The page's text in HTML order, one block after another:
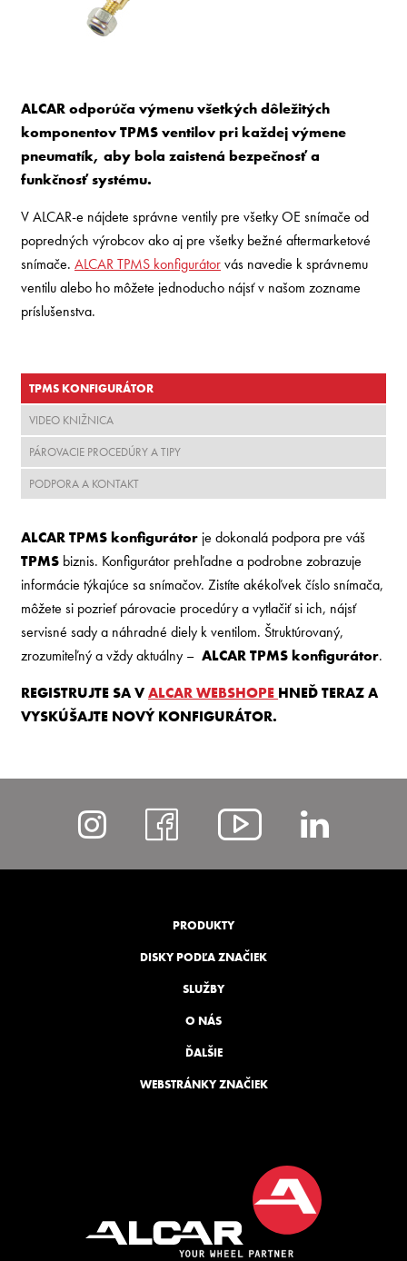
ALCAR odporúča výmenu všetkých dôležitých
komponentov TPMS ventilov pri každej výmene
pneumatík, aby bola zaistená bezpečnosť a
funkčnosť systému.
V ALCAR-e nájdete správne ventily pre všetky OE snímače od
popredných výrobcov ako aj pre všetky bežné aftermarketové
snímače. ALCAR TPMS konfigurátorvás navedie k správnemu
ventilu alebo ho môžete jednoducho nájsť v našom zozname
príslušenstva.
TPMS KONFIGURÁTOR
VIDEO KNIŽNICA
PÁROVACIE PROCEDÚRY A TIPY
PODPORA A KONTAKT
ALCAR TPMS konfigurátor je dokonalá podpora pre váš
TPMS biznis. Konfigurátor prehľadne a podrobne zobrazuje
informácie týkajúce sa snímačov. Zistíte akékoľvek číslo snímača,
môžete si pozrieť párovacie procedúry a vytlačiť si ich, nájsť
servisné sady a náhradné diely k ventilom. Štruktúrovaný,
zrozumiteľný a vždy aktuálny – ALCAR TPMS konfigurátor.
REGISTRUJTE SA VALCAR WEBSHOPE HNEĎ TERAZ A
VYSKÚŠAJTE NOVÝ KONFIGURÁTOR.
https://https://https://
PRODUKTY
DISKY PODĽA ZNAČIEK
SLUŽBY
O NÁS
ĎALŠIE
WEBSTRÁNKY ZNAČIEK